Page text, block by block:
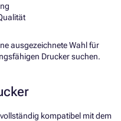
ausgezeichnete Wahl für
Drucker suchen.
kompatibel mit dem